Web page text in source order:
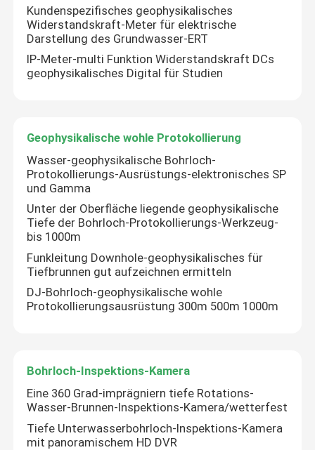
Kundenspezifisches geophysikalisches
Widerstandskraft-Meter für elektrische
Darstellung des Grundwasser-ERT
IP-Meter-multi Funktion Widerstandskraft DCs
geophysikalisches Digital für Studien
Geophysikalische wohle Protokollierung
Wasser-geophysikalische Bohrloch-
Protokollierungs-Ausrüstungs-elektronisches SP
und Gamma
Unter der Oberfläche liegende geophysikalische
Tiefe der Bohrloch-Protokollierungs-Werkzeug-
bis 1000m
Funkleitung Downhole-geophysikalisches für
Tiefbrunnen gut aufzeichnen ermitteln
DJ-Bohrloch-geophysikalische wohle
Protokollierungsausrüstung 300m 500m 1000m
Bohrloch-Inspektions-Kamera
Eine 360 Grad-imprägniern tiefe Rotations-
Wasser-Brunnen-Inspektions-Kamera/wetterfest
Tiefe Unterwasserbohrloch-Inspektions-Kamera
mit panoramischem HD DVR